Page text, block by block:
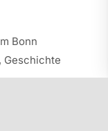
Bonn
Geschichte